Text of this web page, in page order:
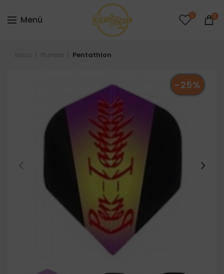
Menú 0 0
Inicio Plumas Pentathlon
-25%